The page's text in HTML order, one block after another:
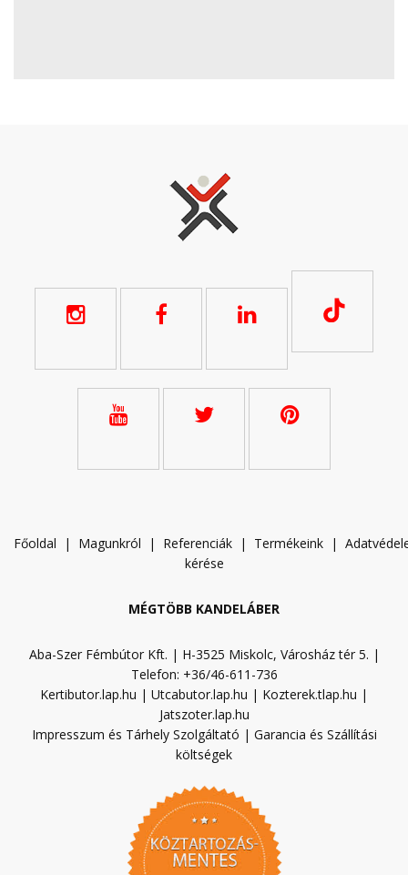
Főoldal | Magunkról | Referenciák | Termékeink | A
kérése
MÉGTÖBB KANDELÁBER
Aba-Szer Fémbútor Kft. | H-3525 Miskolc, Városház tér 5. |
Telefon: +36/46-611-736
Kertibutor.lap.hu | Utcabutor.lap.hu | Kozterek.tlap.hu |
Jatszoter.lap.hu
Impresszum és Tárhely Szolgáltató | Garancia és Szállítási
költségek